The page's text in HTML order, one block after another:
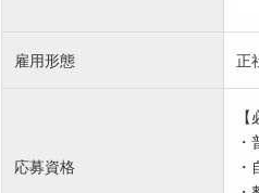
雇用形態 正
応募資格